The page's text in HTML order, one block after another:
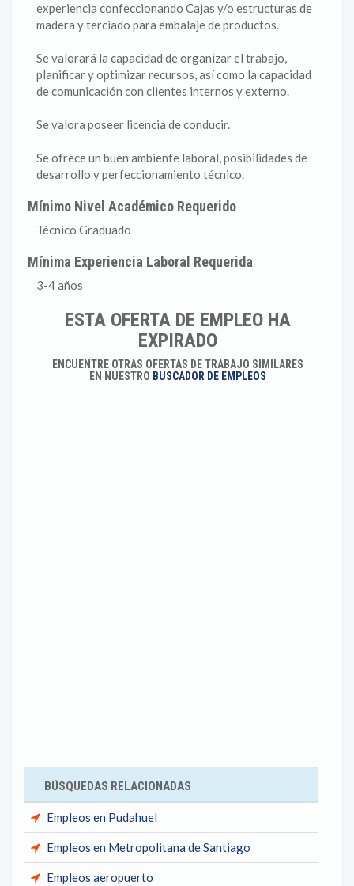
experiencia confeccionando Cajas y/o estructuras de
madera y terciado para embalaje de productos.
Se valorará la capacidad de organizar el trabajo,
planificar y optimizar recursos, así como la capacidad
de comunicación con clientes internos y externo.
Se valora poseer licencia de conducir.
Se ofrece un buen ambiente laboral, posibilidades de
desarrollo y perfeccionamiento técnico.
Mínimo Nivel Académico Requerido
Técnico Graduado
Mínima Experiencia Laboral Requerida
3-4 años
ESTA OFERTA DE EMPLEO HA
EXPIRADO
ENCUENTRE OTRAS OFERTAS DE TRABAJO SIMILARES
EN NUESTRO BUSCADOR DE EMPLEOS
BÚSQUEDAS RELACIONADAS
Empleos en Pudahuel
Empleos en Metropolitana de Santiago
Empleos aeropuerto